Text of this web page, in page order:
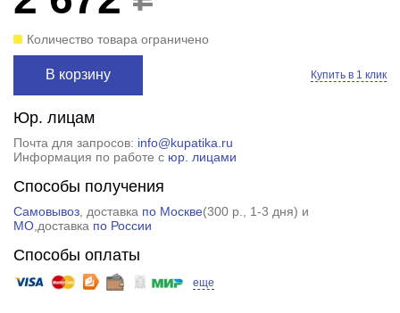
Количество товара ограничено
В корзину Купить в 1 клик
Юр. лицам
Почта для запросов: info@kupatika.ru
Информация по работе с юр. лицами
Способы получения
Самовывоз, доставка по Москве(300 р.
, 1-3 дня) и
МО,доставка по России
Способы оплаты
еще